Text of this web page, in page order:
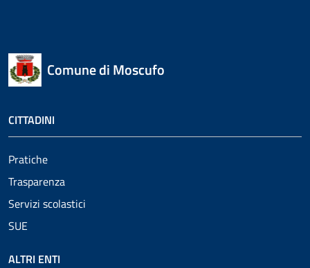
Comune di Moscufo
CITTADINI
Pratiche
Trasparenza
Servizi scolastici
SUE
ALTRI ENTI